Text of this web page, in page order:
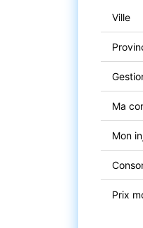
Ville
Ma
Mon
Prix